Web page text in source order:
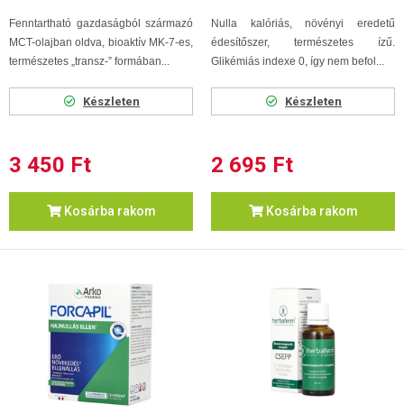
Fenntartható gazdaságból származó
MCT-olajban oldva, bioaktív MK-7-es,
természetes „transz-” formában...
Készleten
3 450 Ft
Kosárba rakom
Nulla kalóriás, növényi eredetű
édesítőszer, természetes ízű.
Glikémiás indexe 0, így nem befol...
Készleten
2 695 Ft
Kosárba rakom